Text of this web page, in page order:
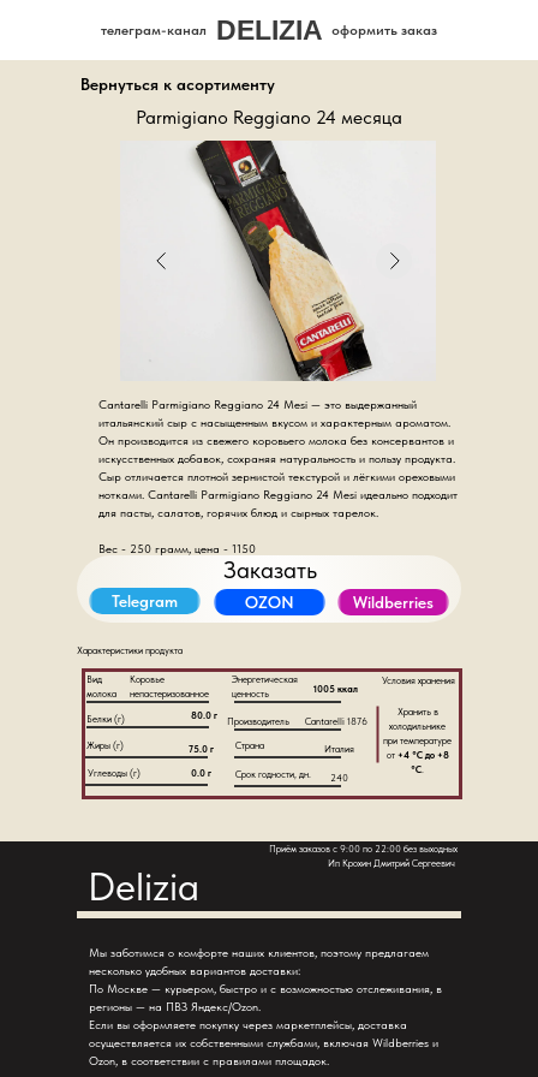
оформить заказ
DELIZIA
телеграм-канал
Заказать
Wildberries
OZON
Telegram
Вернуться к асортименту
Parmigiano Reggiano 24 месяца
Cantarelli Parmigiano Reggiano 24 Mesi — это выдержанный
итальянский сыр с насыщенным вкусом и характерным ароматом.
Он производится из свежего коровьего молока без консервантов и
искусственных добавок, сохраняя натуральность и пользу продукта.
Сыр отличается плотной зернистой текстурой и лёгкими ореховыми
нотками. Cantarelli Parmigiano Reggiano 24 Mesi идеально подходит
для пасты, салатов, горячих блюд и сырных тарелок.
Вес - 250 грамм, цена - 1150
Характеристики продукта
Энергетическая
ценность
Производитель
Страна
Срок годности, дн.
Вид
молока
Белки (г)
Жиры (г)
Углеводы (г)
Коровье
непастеризованное
0.0 г
75.0 г
240
Италия
Cantarelli 1876
1005 ккал
80.0 г
Хранить в
холодильнике
при температуре
от +4 °C до +8
°C.
Условия хранения
Delizia
Мы заботимся о комфорте наших клиентов, поэтому предлагаем
несколько удобных вариантов доставки:
По Москве — курьером, быстро и с возможностью отслеживания, в
регионы — на ПВЗ Яндекс/Ozon.
Если вы оформляете покупку через маркетплейсы, доставка
осуществляется их собственными службами, включая Wildberries и
Ozon, в соответствии с правилами площадок.
Ип Крохин Дмитрий Сергеевич
Приём заказов с 9:00 по 22:00 без выходных